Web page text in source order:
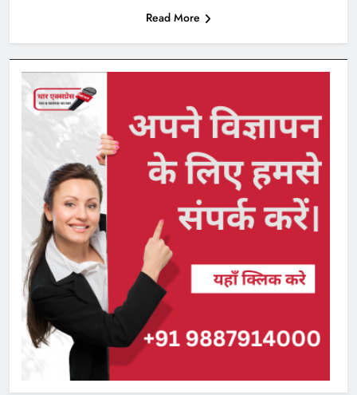
Read More